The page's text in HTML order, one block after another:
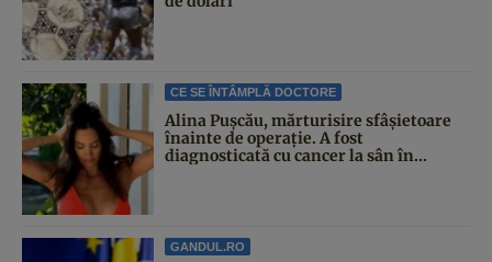
CE SE ÎNTÂMPLĂ DOCTORE
Alina Pușcău, mărturisire sfâșietoare
înainte de operație. A fost
diagnosticată cu cancer la sân în...
GANDUL.RO